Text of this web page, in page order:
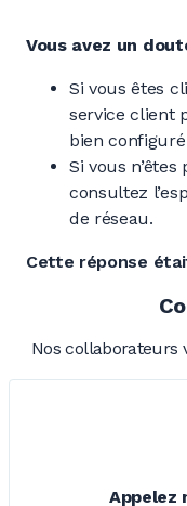
Vous avez un
Si vous êtes
service client
bien configuré
Si vous
consultez
de réseau.
Cette réponse
Nos
Appelez